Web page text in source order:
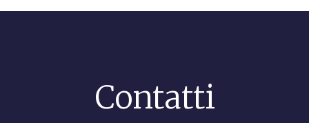
Contatti